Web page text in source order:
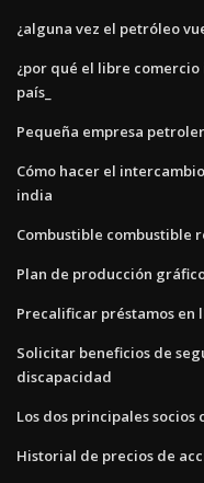
¿alguna vez el petróleo
¿por qué el libre
país_
Pequeña empresa
Cómo hacer el
india
Combustible combustible
Plan de producción
Precalificar préstamos en
Solicitar beneficios de
discapacidad
Los dos principales socios
Historial de precios de